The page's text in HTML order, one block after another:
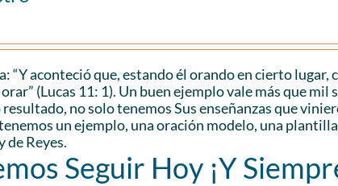
“Y aconteció que, estando él orando en cierto lugar,
(Lucas 11: 1). Un buen ejemplo vale más que mil
no solo tenemos Sus enseñanzas que
un ejemplo, una oración modelo, una
de Reyes.
Seguir Hoy ¡Y